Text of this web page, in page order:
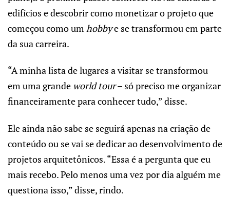
edifícios e descobrir como monetizar o projeto que
começou como umhobbye se transformou em parte
da sua carreira.
“A minha lista de lugares a visitar se transformou
em uma grande world tour– só preciso me organizar
financeiramente para conhecer tudo,” disse.
Ele ainda não sabe se seguirá apenas na criação de
conteúdo ou se vai se dedicar ao desenvolvimento de
projetos arquitetônicos. “Essa é a pergunta que eu
mais recebo. Pelo menos uma vez por dia alguém me
questiona isso,” disse, rindo.